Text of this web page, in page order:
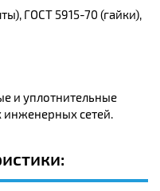
ГОСТ 5915-70 (гайки),
и уплотнительные
инженерных сетей.